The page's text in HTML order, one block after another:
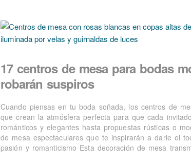
17 centros de mesa para bodas
robarán suspiros
Cuando piensas en tu boda soñada, los centros de
que crean la atmósfera perfecta para que cada
románticos y elegantes hasta propuestas rústicas o
de mesa espectaculares que te inspirarán a darle el
pasión y romanticismo Esta decoración de mesa